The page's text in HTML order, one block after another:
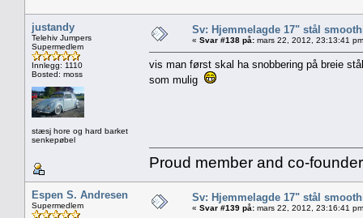
justandy
Telehiv Jumpers
Supermedlem
Innlegg: 1110
Bosted: moss
stæsj hore og hard barket
senkepøbel
Sv: Hjemmelagde 17" stål
« Svar #138 på: mars 22, 2012, 23:13:41
vis man først skal ha snobbering på breie
som mulig
Proud member and co-
Espen S. Andresen
Supermedlem
Sv: Hjemmelagde 17" stål
« Svar #139 på: mars 22, 2012, 23:16:41